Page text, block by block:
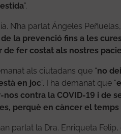
”.
N’ha parlat Ángeles
la prevenció fins a les
de fer costat als nostres
als ciutadans que “no
en joc”. I ha demanat que "
contra la COVID-19 i de
perquè en càncer el temps
parlat la Dra. Enriqueta Felip,